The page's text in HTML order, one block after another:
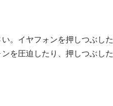
。イヤフォンを押しつぶした
を圧迫したり、押しつぶした